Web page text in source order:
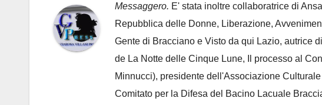
Messaggero. E' stata inoltre collaboratrice di
Repubblica delle Donne, Liberazione,
Gente di Bracciano e Visto da qui Lazio, autrice di
de La Notte delle Cinque Lune, Il processo al
Minnucci), presidente dell'Associazione
Comitato per la Difesa del Bacino Lacuale